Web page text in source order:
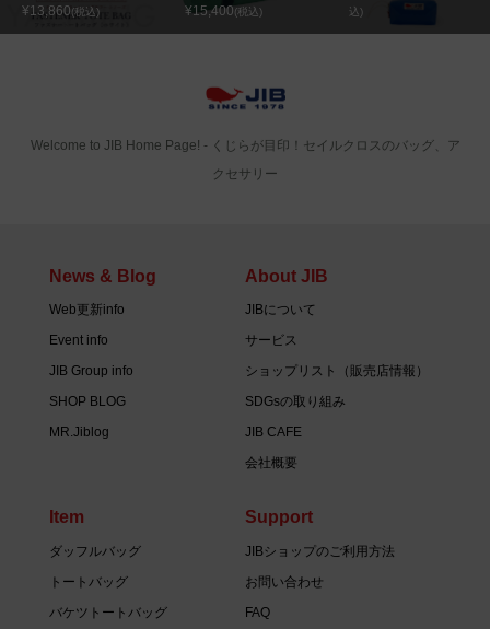
¥13,860(税込) ¥15,400(税込)
込)
Welcome to JIB Home Page! ‐ くじらが目印！セイルクロスのバッグ、ア
クセサリー
News & Blog
Web更新info
Event info
JIB Group info
SHOP BLOG
MR.Jiblog
About JIB
JIBについて
サービス
ショップリスト（販売店情報）
SDGsの取り組み
JIB CAFE
会社概要
Item
ダッフルバッグ
トートバッグ
バケツトートバッグ
Support
JIBショップのご利用方法
お問い合わせ
FAQ